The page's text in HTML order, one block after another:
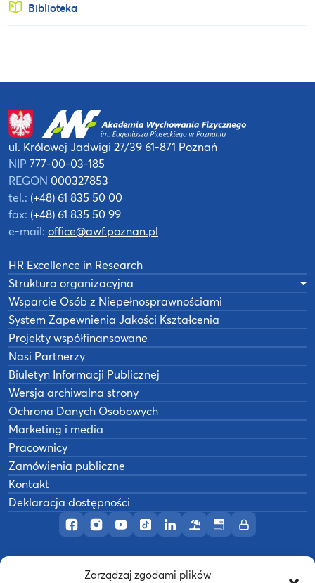
Zarządzaj zgodami plików
Biblioteka
Profil AWF Poznań w serwisie Facebook
Profil AWF Poznań w serwisie Instagram
Profil AWF Poznań w serwisie YouTube
Profil AWF Poznań w serwisie
Profil AWF Poznań w
OśrodekBiuletynIntranet
ul. Królowej Jadwigi 27/3961-871 Poznań
NIP 777-00-03-185
REGON 000327853
tel.: (+48) 61 835 50 00
fax: (+48) 61 835 50 99
e-mail: office@awf.poznan.pl
HR Excellence in Research
Struktura organizacyjna
Wsparcie Osób z Niepełnosprawnościami
System Zapewnienia Jakości Kształcenia
Projekty współfinansowane
Nasi Partnerzy
Biuletyn Informacji Publicznej
Wersja archiwalna strony
Ochrona Danych Osobowych
Marketing i media
Pracownicy
Zamówienia publiczne
Kontakt
Deklaracja dostępności
Akademia Wychowania Fizycznego w